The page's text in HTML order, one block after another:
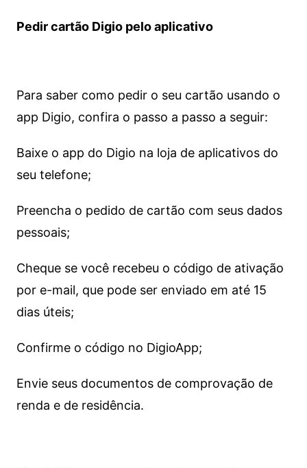
Pedir cartão Digio pelo aplicativo
Para saber como pedir o seu cartão usando o
app Digio, confira o passo a passo a seguir:
Baixe o app do Digio na loja de aplicativos do
seu telefone;
Preencha o pedido de cartão com seus dados
pessoais;
Cheque se você recebeu o código de ativação
por e-mail, que pode ser enviado em até 15
dias úteis;
Confirme o código no DigioApp;
Envie seus documentos de comprovação de
renda e de residência.